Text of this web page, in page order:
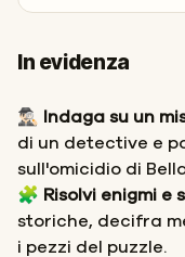
In evidenza
🕵🏻‍♂️ Indaga su un
di un detective e
sull'omicidio di
🧩 Risolvi enigmi e
storiche, decifra
i pezzi del puzzle.